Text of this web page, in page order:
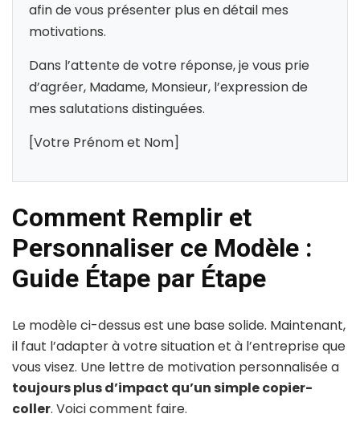
afin de vous présenter plus en détail mes
motivations.
Dans l’attente de votre réponse, je vous prie
d’agréer, Madame, Monsieur, l’expression de
mes salutations distinguées.
[Votre Prénom et Nom]
Comment Remplir et
Personnaliser ce Modèle :
Guide Étape par Étape
Le modèle ci-dessus est une base solide. Maintenant,
il faut l’adapter à votre situation et à l’entreprise que
vous visez. Une lettre de motivation personnalisée a
toujours plus d’impact qu’un simple copier-
coller. Voici comment faire.